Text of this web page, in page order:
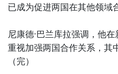
已成为促进两国在其他领域
尼康德·巴兰库拉强调，他
重视加强两国合作关系，其
（完）